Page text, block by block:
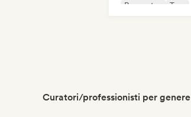
Reggaeton
Trap
Curatori/professionisti per genere